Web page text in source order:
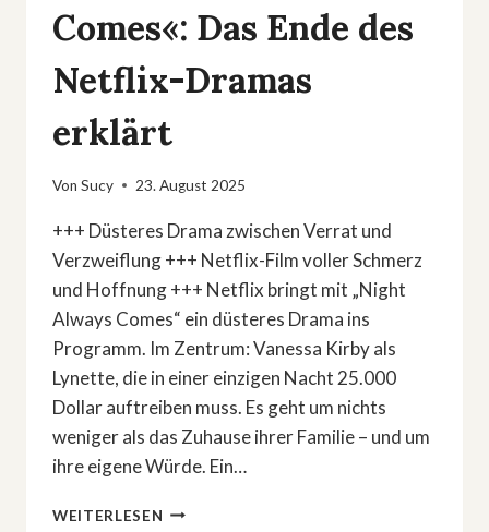
Comes«: Das Ende des
Netflix-Dramas
erklärt
Von Sucy 23. August 2025
+++ Düsteres Drama zwischen Verrat und
Verzweiflung +++ Netflix-Film voller Schmerz
und Hoffnung +++ Netflix bringt mit „Night
Always Comes“ ein düsteres Drama ins
Programm. Im Zentrum: Vanessa Kirby als
Lynette, die in einer einzigen Nacht 25.000
Dollar auftreiben muss. Es geht um nichts
weniger als das Zuhause ihrer Familie – und um
ihre eigene Würde. Ein…
WEITERLESEN »NIGHT